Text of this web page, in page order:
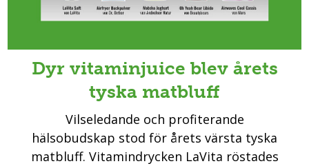
Dyr vitaminjuice blev årets
tyska matbluff
Vilseledande och profiterande
hälsobudskap stod för årets värsta tyska
matbluff. Vitamindrycken LaVita röstades